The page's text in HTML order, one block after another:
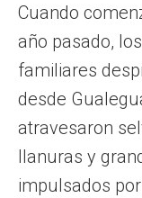
Cuando
año pasado,
familiares
desde
atravesaron
llanuras y
impulsados